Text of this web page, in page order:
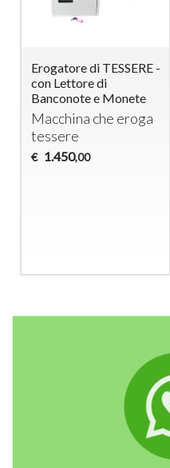
Erogatore di TESSERE -
con Lettore di
Banconote e Monete
Macchina che eroga
tessere
€ 1.450,00